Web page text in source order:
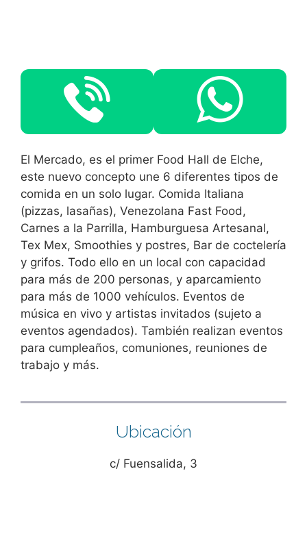
El Mercado, es el primer Food Hall de Elche,
este nuevo concepto une 6 diferentes tipos de
comida en un solo lugar. Comida Italiana
(pizzas, lasañas), Venezolana Fast Food,
Carnes a la Parrilla, Hamburguesa Artesanal,
Tex Mex, Smoothies y postres, Bar de coctelería
y grifos. Todo ello en un local con capacidad
para más de 200 personas, y aparcamiento
para más de 1000 vehículos. Eventos de
música en vivo y artistas invitados (sujeto a
eventos agendados). También realizan eventos
para cumpleaños, comuniones, reuniones de
trabajo y más.
Ubicación
c/ Fuensalida, 3